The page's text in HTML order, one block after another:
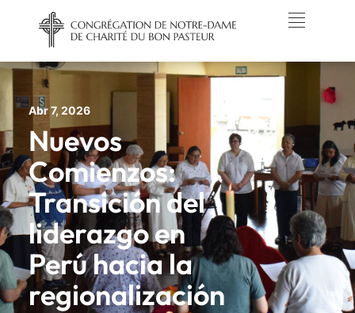
Abr 7, 2026
Nuevos
Comienzos:
Transición del
liderazgo en
Perú hacia la
regionalización